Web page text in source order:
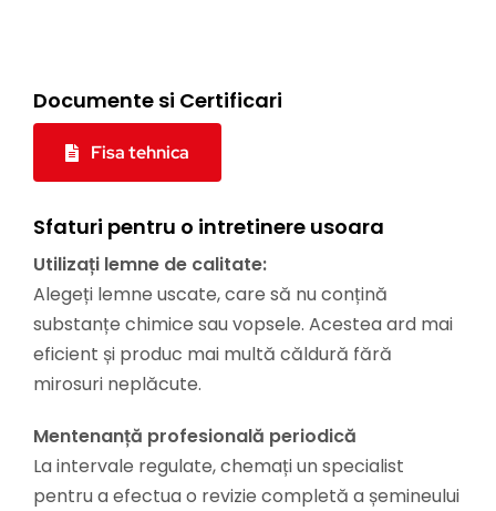
Documente si Certificari
Fisa tehnica
Sfaturi pentru o intretinere usoara
Utilizați lemne de calitate:
Alegeți lemne uscate, care să nu conțină
substanțe chimice sau vopsele. Acestea ard mai
eficient și produc mai multă căldură fără
mirosuri neplăcute.
Mentenanță profesională periodică
La intervale regulate, chemați un specialist
pentru a efectua o revizie completă a șemineului